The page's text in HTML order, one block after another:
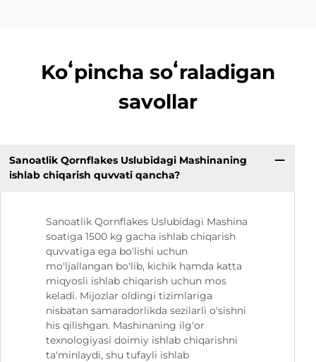
Koʻpincha soʻraladigan
savollar
Sanoatlik Qornflakes Uslubidagi Mashinaning
ishlab chiqarish quvvati qancha?
Sanoatlik Qornflakes Uslubidagi Mashina
soatiga 1500 kg gacha ishlab chiqarish
quvvatiga ega bo'lishi uchun
mo'ljallangan bo'lib, kichik hamda katta
miqyosli ishlab chiqarish uchun mos
keladi. Mijozlar oldingi tizimlariga
nisbatan samaradorlikda sezilarli o'sishni
his qilishgan. Mashinaning ilg'or
texnologiyasi doimiy ishlab chiqarishni
ta'minlaydi, shu tufayli ishlab